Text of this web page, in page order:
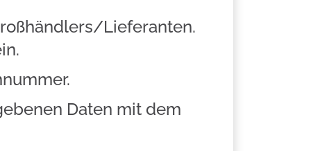
Lieferanten.
Daten mit dem